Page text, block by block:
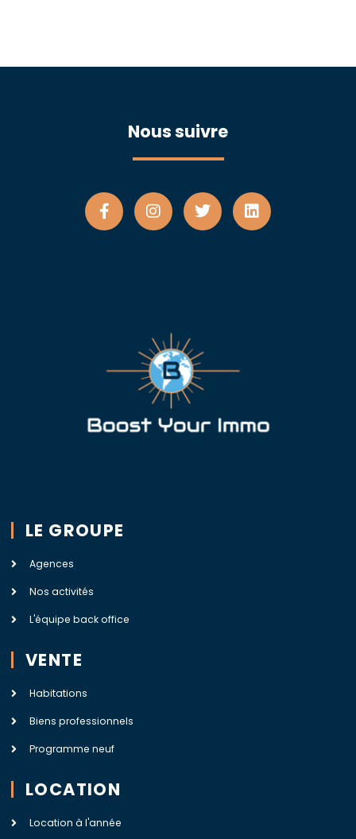
Nous suivre
LE GROUPE
Agences
Nos activités
L'équipe back office
VENTE
Habitations
Biens professionnels
Programme neuf
LOCATION
Location à l'année